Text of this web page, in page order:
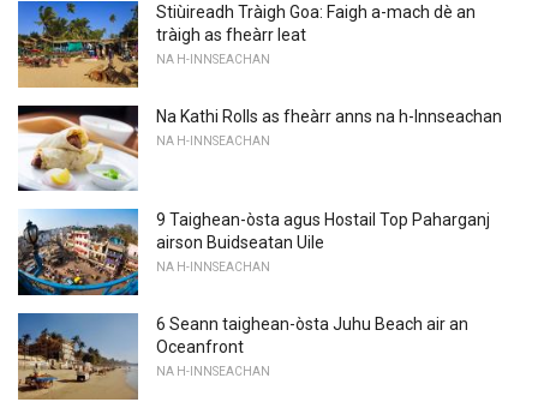
Stiùireadh Tràigh Goa: Faigh a-mach dè an
tràigh as fheàrr leat
NA H-INNSEACHAN
Na Kathi Rolls as fheàrr anns na h-Innseachan
NA H-INNSEACHAN
9 Taighean-òsta agus Hostail Top Paharganj
airson Buidseatan Uile
NA H-INNSEACHAN
6 Seann taighean-òsta Juhu Beach air an
Oceanfront
NA H-INNSEACHAN